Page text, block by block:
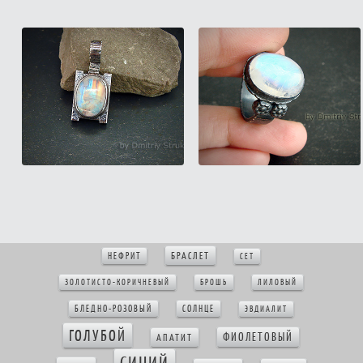
НЕФРИТ БРАСЛЕТ СЕТ
ЗОЛОТИСТО-КОРИЧНЕВЫЙ БРОШЬ ЛИЛОВЫЙ
БЛЕДНО-РОЗОВЫЙ СОЛНЦЕ ЭВДИАЛИТ
ГОЛУБОЙ АПАТИТ ФИОЛЕТОВЫЙ